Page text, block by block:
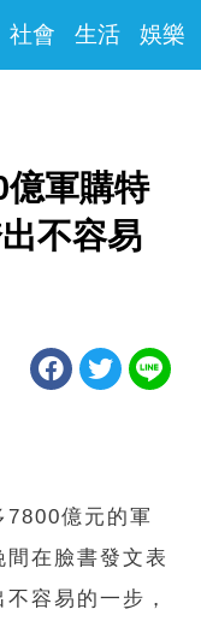
社會 生活 娛樂
億軍購特
不容易
7800億元的軍
在臉書發文表
容易的一步，